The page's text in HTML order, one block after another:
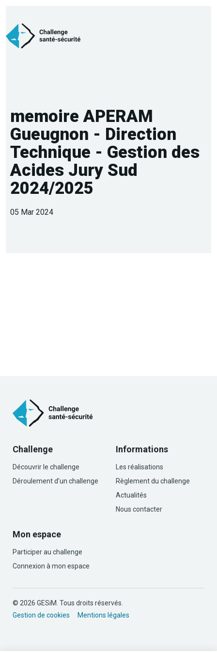
memoire APERAM
Gueugnon - Direction
Technique - Gestion des
Acides Jury Sud
2024/2025
05 Mar 2024
Challenge
Découvrir le challenge
Déroulement d’un challenge
Informations
Les réalisations
Règlement du challenge
Actualités
Nous contacter
Mon espace
Participer au challenge
Connexion à mon espace
© 2026 GESiM. Tous droits réservés.
Gestion de cookies
Mentions légales